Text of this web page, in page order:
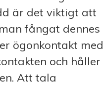
är det viktigt att
fångat dennes
ögonkontakt med
och håller
Att tala